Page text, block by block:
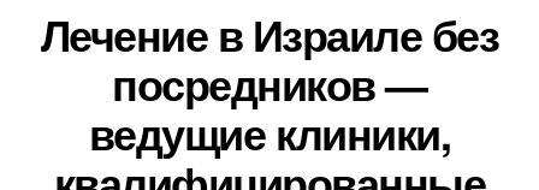
Лечение в Израиле без
посредников —
ведущие клиники,